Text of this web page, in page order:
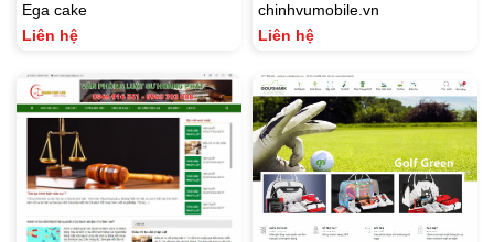
Ega cake
Liên hệ
chinhvumobile.vn
Liên hệ